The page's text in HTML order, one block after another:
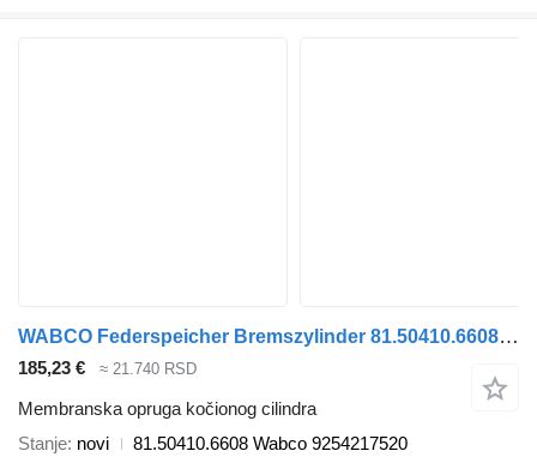
WABCO Federspeicher Bremszylinder 81.50410.6608 Wabco membranska opruga kočionog cilindra za MAN TGA TGS TGX tegljača
185,23 € ≈ 21.740 RSD
Membranska opruga kočionog cilindra
Stanje novi
81.50410.6608 Wabco 9254217520